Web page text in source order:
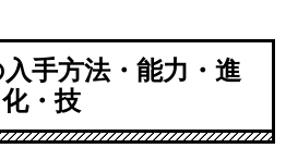
手方法・能力・進
化・技